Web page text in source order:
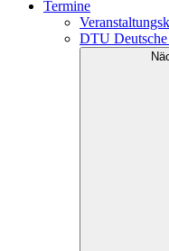
Termine
DTU Deutsche